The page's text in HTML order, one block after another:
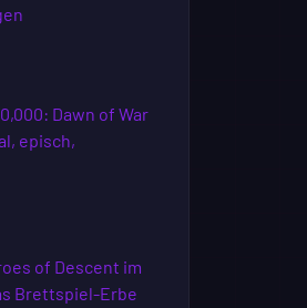
Dawn of War
episch,
of Descent im
Brettspiel-Erbe